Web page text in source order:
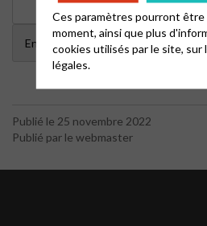
Publié le 25 novembre 2022
Publié par le webmaster
Ces paramètres pourront
moment, ainsi que plus
cookies utilisés par le site, sur
légales.